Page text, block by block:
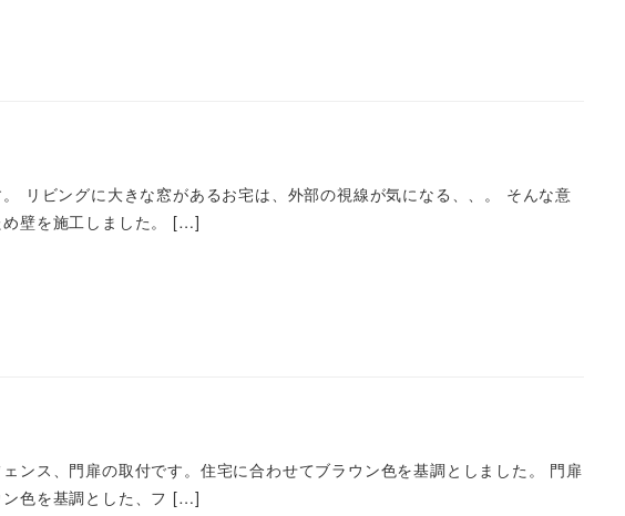
リビングに大きな窓があるお宅は、外部の視線が気になる、、。 そんな意
め壁を施工しました。 […]
ンス、門扉の取付です。住宅に合わせてブラウン色を基調としました。 門扉
ン色を基調とした、フ […]